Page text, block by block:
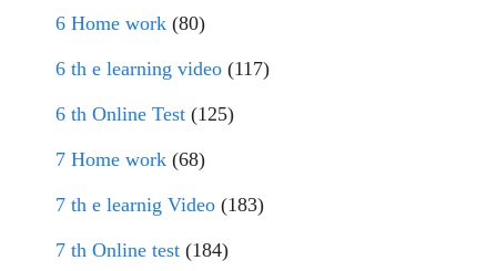
6 Home work (80)
6 th e learning video (117)
6 th Online Test (125)
7 Home work (68)
7 th e learnig Video (183)
7 th Online test (184)